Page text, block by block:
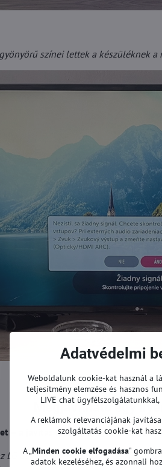
színei lettek a készüléknek a
Megjavítható egy
– a javítás mindig megéri. Az ilyen
LC43490059ALED háttérvilágítás
Adatvédelmi
Weboldalunk cookie-kat használ a
teljesítmény elemzése és hasznos
LIVE chat
A reklámok relevanciájának
szolgáltatás cookie-kat
A „Minden cookie elfogadása"
adatok kezeléséhez, és azonnali